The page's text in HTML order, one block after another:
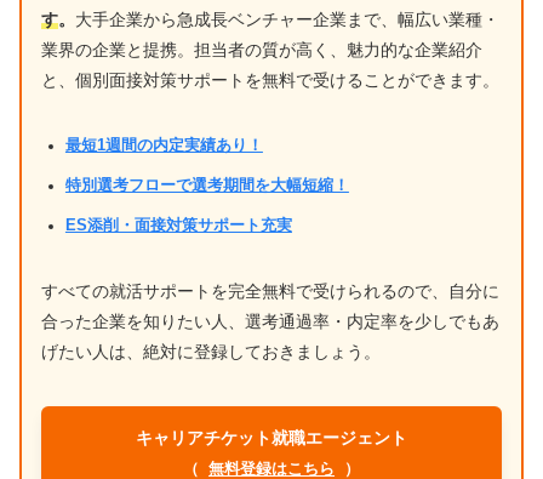
す。 大手企業から急成長ベンチャー企業まで、幅広い業種・
業界の企業と提携。担当者の質が高く、魅力的な企業紹介
と、個別面接対策サポートを無料で受けることができます。
最短1週間の内定実績あり！
特別選考フローで選考期間を大幅短縮！
ES添削・面接対策サポート充実
すべての就活サポートを完全無料で受けられるので、自分に
合った企業を知りたい人、選考通過率・内定率を少しでもあ
げたい人は、絶対に登録しておきましょう。
キャリアチケット就職エージェント
（ 無料登録はこちら ）